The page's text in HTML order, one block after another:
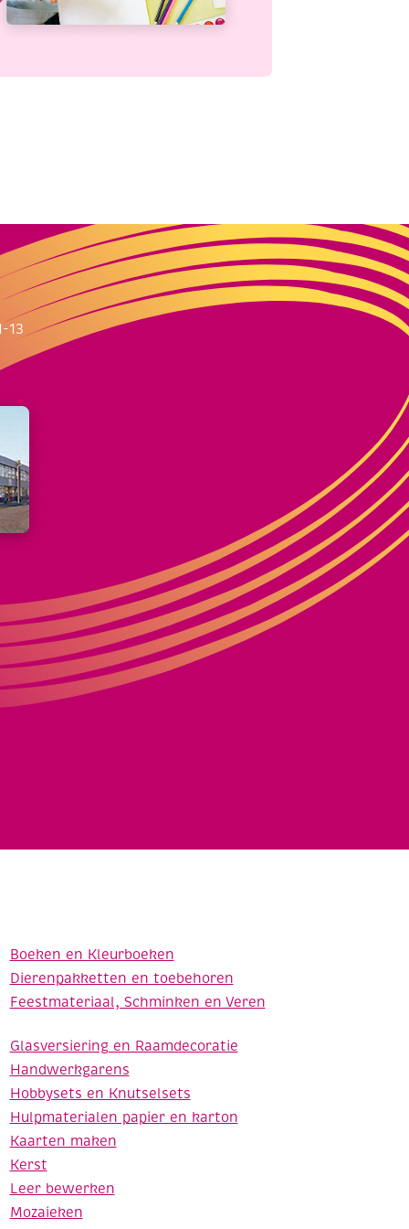
13
Boeken en Kleurboeken
Dierenpakketten en toebehoren
Feestmateriaal, Schminken en Veren
Glasversiering en Raamdecoratie
Handwerkgarens
Hobbysets en Knutselsets
Hulpmaterialen papier en karton
Kaarten maken
Kerst
Leer bewerken
Mozaieken